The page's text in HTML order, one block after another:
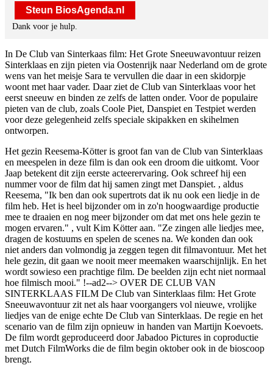
Steun BiosAgenda.nl
Dank voor je hulp.
In De Club van Sinterkaas film: Het Grote Sneeuwavontuur reizen
Sinterklaas en zijn pieten via Oostenrijk naar Nederland om de grote
wens van het meisje Sara te vervullen die daar in een skidorpje
woont met haar vader. Daar ziet de Club van Sinterklaas voor het
eerst sneeuw en binden ze zelfs de latten onder. Voor de populaire
pieten van de club, zoals Coole Piet, Danspiet en Testpiet werden
voor deze gelegenheid zelfs speciale skipakken en skihelmen
ontworpen.
Het gezin Reesema-Kötter is groot fan van de Club van Sinterklaas
en meespelen in deze film is dan ook een droom die uitkomt. Voor
Jaap betekent dit zijn eerste acteerervaring. Ook schreef hij een
nummer voor de film dat hij samen zingt met Danspiet. , aldus
Reesema, "Ik ben dan ook supertrots dat ik nu ook een liedje in de
film heb. Het is heel bijzonder om in zo'n hoogwaardige productie
mee te draaien en nog meer bijzonder om dat met ons hele gezin te
mogen ervaren." , vult Kim Kötter aan. "Ze zingen alle liedjes mee,
dragen de kostuums en spelen de scenes na. We konden dan ook
niet anders dan volmondig ja zeggen tegen dit filmavontuur. Met het
hele gezin, dit gaan we nooit meer meemaken waarschijnlijk. En het
wordt sowieso een prachtige film. De beelden zijn echt niet normaal
hoe filmisch mooi." !--ad2--> OVER DE CLUB VAN
SINTERKLAAS FILM De Club van Sinterklaas film: Het Grote
Sneeuwavontuur zit net als haar voorgangers vol nieuwe, vrolijke
liedjes van de enige echte De Club van Sinterklaas. De regie en het
scenario van de film zijn opnieuw in handen van Martijn Koevoets.
De film wordt geproduceerd door Jabadoo Pictures in coproductie
met Dutch FilmWorks die de film begin oktober ook in de bioscoop
brengt.